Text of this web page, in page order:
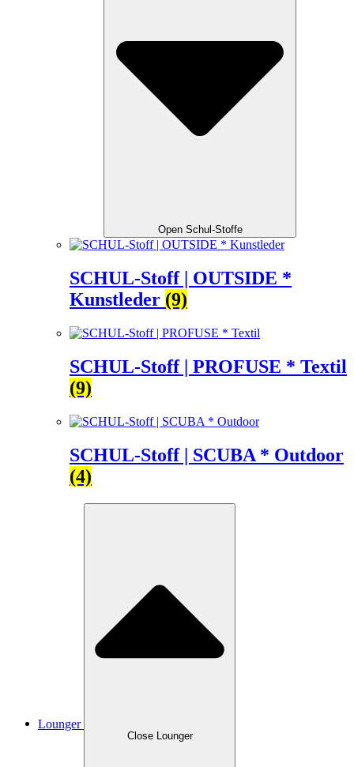
Open Schul-Stoffe
SCHUL-Stoff | OUTSIDE *
Kunstleder (9)
SCHUL-Stoff | PROFUSE * Textil
(9)
SCHUL-Stoff | SCUBA * Outdoor
(4)
Lounger
Close Lounger